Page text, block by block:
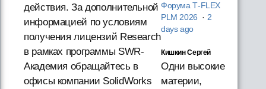
действия. За дополнительной
информацией по условиям
получения лицензий Research
в рамках программы SWR-
Академия обращайтесь в
офисы компании SolidWorks
Форума T‑FLEX
PLM 2026 · 2
days ago
Кишкин Сергей
Одни высокие
материи,